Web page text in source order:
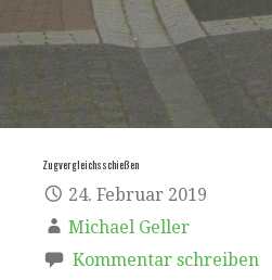
Zugvergleichsschießen
24. Februar 2019
Michael Geller
Kommentar schreiben